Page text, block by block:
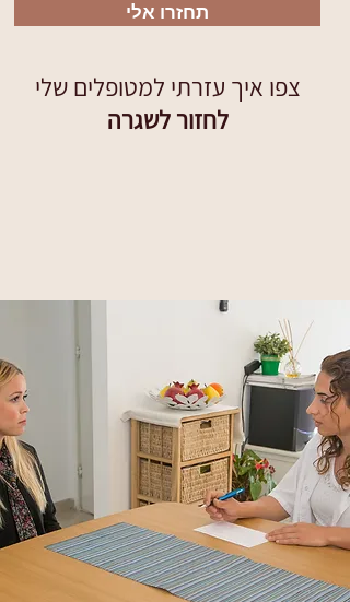
תחזרו אלי
צפו איך עזרתי למטופלים שלי
לחזור לשגרה